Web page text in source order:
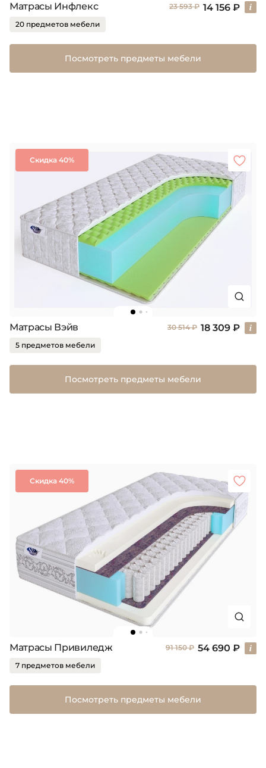
Матрасы Инфлекс 23 593 ₽ 14 156 ₽
20 предметов мебели
Посмотреть предметы мебели
Скидка 40%
Матрасы Вэйв 30 514 ₽ 18 309 ₽
5 предметов мебели
Посмотреть предметы мебели
Скидка 40%
Матрасы Привиледж 91 150 ₽ 54 690 ₽
7 предметов мебели
Посмотреть предметы мебели